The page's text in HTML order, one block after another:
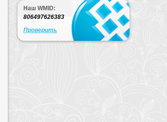
Наш WMID:
806497626383
Проверить